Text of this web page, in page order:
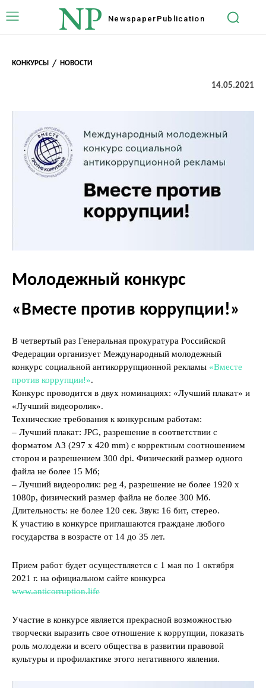
NP Newspaper Publication
КОНКУРСЫ НОВОСТИ
14.05.2021
Молодежный конкурс
«Вместе против коррупции!»
В четвертый раз Генеральная прокуратура Российской
Федерации организует Международный молодежный
конкурс социальной антикоррупционной рекламы «Вместе
против коррупции!».
Конкурс проводится в двух номинациях: «Лучший плакат» и
«Лучший видеоролик».
Технические требования к конкурсным работам:
– Лучший плакат: JPG, разрешение в соответствии с
форматом А3 (297 х 420 mm) с корректным соотношением
сторон и разрешением 300 dpi. Физический размер одного
файла не более 15 Мб;
– Лучший видеоролик: peg 4, разрешение не более 1920 х
1080р, физический размер файла не более 300 Мб.
Длительность: не более 120 сек. Звук: 16 бит, стерео.
К участию в конкурсе приглашаются граждане любого
государства в возрасте от 14 до 35 лет.
Прием работ будет осуществляется с 1 мая по 1 октября
2021 г. на официальном сайте конкурса
www.anticorruption.life
Участие в конкурсе является прекрасной возможностью
творчески выразить свое отношение к коррупции, показать
роль молодежи и всего общества в развитии правовой
культуры и профилактике этого негативного явления.